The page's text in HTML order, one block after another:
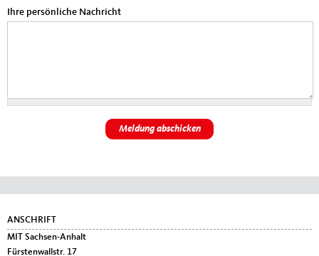
Ihre persönliche Nachricht
Fußbereich
ANSCHRIFT
MIT Sachsen-Anhalt
Fürstenwallstr. 17